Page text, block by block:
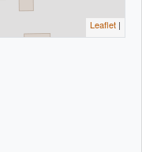
Leaflet |